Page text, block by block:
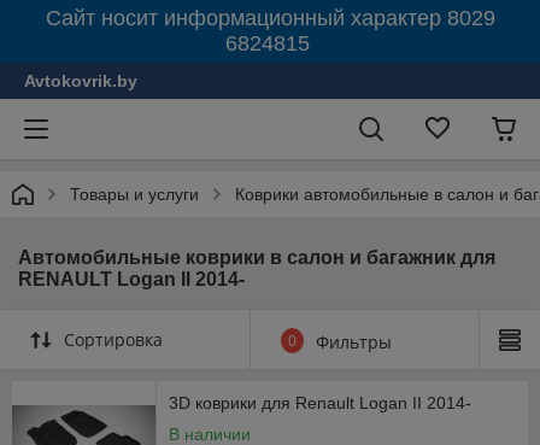
Сайт носит информационный характер 8029
6824815
Avtokovrik.by
Товары и услуги Коврики автомобильные в салон и
Автомобильные коврики в салон и багажник для
RENAULT Logan II 2014-
Сортировка 0 Фильтры
3D коврики для Renault Logan II 2014-
В наличии